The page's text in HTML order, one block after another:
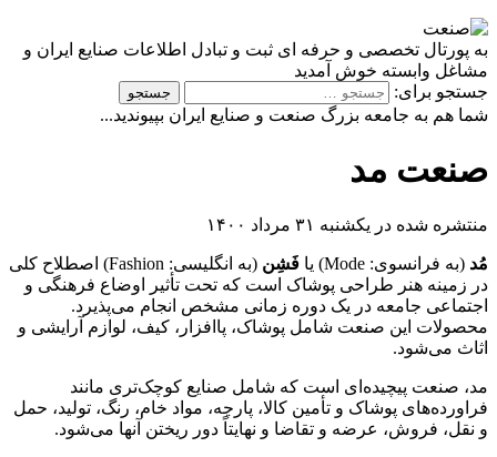
به پورتال تخصصی و حرفه ای ثبت و تبادل اطلاعات صنایع ایران و
مشاغل وابسته خوش آمدید
جستجو برای:
شما هم به جامعه بزرگ صنعت و صنایع ایران بپیوندید...
صنعت مد
منتشره شده در یکشنبه ۳۱ مرداد ۱۴۰۰
مُد (به فرانسوی: Mode) یا فَشِن
(به انگلیسی: Fashion) اصطلاح کلی
در زمینه هنر طراحی پوشاک است که تحت تأثیر اوضاع فرهنگی و
اجتماعی جامعه در یک دوره زمانی مشخص انجام می‌پذیرد.
محصولات این صنعت شامل پوشاک، پاافزار، کیف، لوازم آرایشی و
اثاث می‌شود.
مد، صنعت پیچیده‌ای است که شامل صنایع کوچک‌تری مانند
فراورده‌های پوشاک و تأمین کالا، پارچه، مواد خام، رنگ، تولید، حمل
و نقل، فروش، عرضه و تقاضا و نهایتاً دور ریختن آنها می‌شود.